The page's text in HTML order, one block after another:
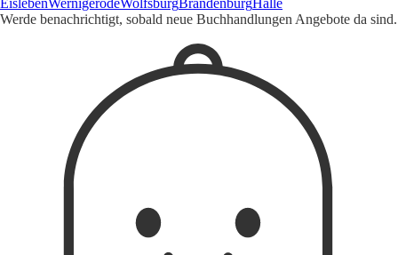
EislebenWernigerodeWolfsburgBrandenburgHalle
Werde benachrichtigt, sobald neue Buchhandlungen Angebote da sind.